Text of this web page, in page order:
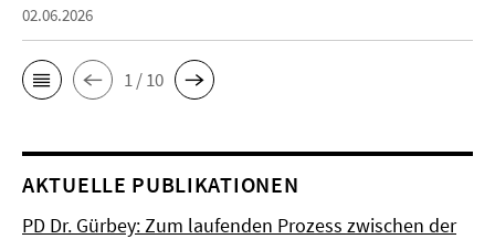
02.06.2026
1 / 10
AKTUELLE PUBLIKATIONEN
PD Dr. Gürbey: Zum laufenden Prozess zwischen der